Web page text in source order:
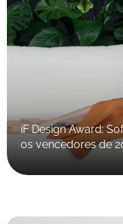
iF Design Award:
os vencedores de